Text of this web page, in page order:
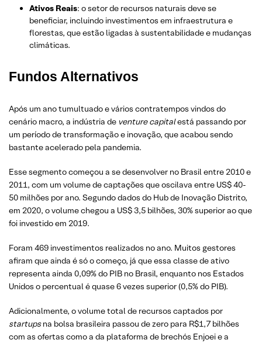
Ativos Reais: o setor de recursos naturais deve se
beneficiar, incluindo investimentos em infraestrutura e
florestas, que estão ligadas à sustentabilidade e mudanças
climáticas.
Fundos Alternativos
Após um ano tumultuado e vários contratempos vindos do
cenário macro, a indústria de venture capitalestá passando por
um período de transformação e inovação, que acabou sendo
bastante acelerado pela pandemia.
Esse segmento começou a se desenvolver no Brasil entre 2010 e
2011, com um volume de captações que oscilava entre US$ 40-
50 milhões por ano. Segundo dados do Hub de Inovação Distrito,
em 2020, o volume chegou a US$ 3,5 bilhões, 30% superior ao que
foi investido em 2019.
Foram 469 investimentos realizados no ano. Muitos gestores
afiram que ainda é só o começo, já que essa classe de ativo
representa ainda 0,09% do PIB no Brasil, enquanto nos Estados
Unidos o percentual é quase 6 vezes superior (0,5% do PIB).
Adicionalmente, o volume total de recursos captados por
startupsna bolsa brasileira passou de zero para R$1,7 bilhões
com as ofertas como a da plataforma de brechós Enjoei e a